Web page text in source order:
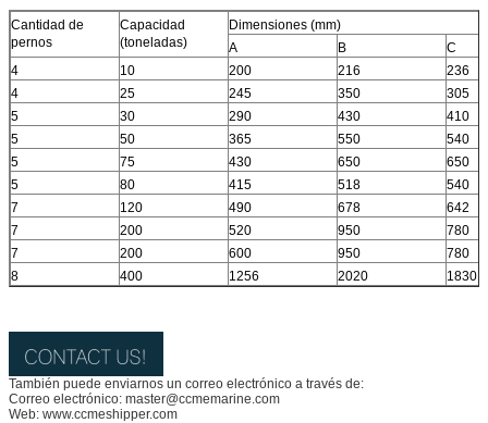
Cantidad de
pernos
Capacidad
(toneladas)
Dimensiones (mm)
A
B
C
4
10 200 216
236
4
25 245 350
305
5
30 290 430
410
5
50 365 550
540
5
75 430 650
650
5
80 415 518
540
7
120 490 678
642
7
200 520 950
780
7
200 600 950
780
8
400 1256 2020 1830
También puede enviarnos un correo electrónico a través de:
Correo electrónico: master@ccmemarine.com
Web: www.ccmeshipper.com